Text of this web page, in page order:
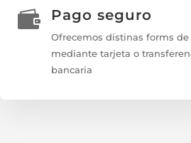
 Pago seguro
Ofrecemos distinas forms de
mediante tarjeta o
bancaria